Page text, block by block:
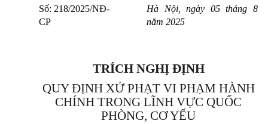
Số: 218/2025/NĐ-
CP
Hà Nội, ngày 05 tháng 8
năm 2025
TRÍCH NGHỊ ĐỊNH
QUY ĐỊNH XỬ PHẠT VI PHẠM HÀNH
CHÍNH TRONG LĨNH VỰC QUỐC
PHÒNG, CƠ YẾU